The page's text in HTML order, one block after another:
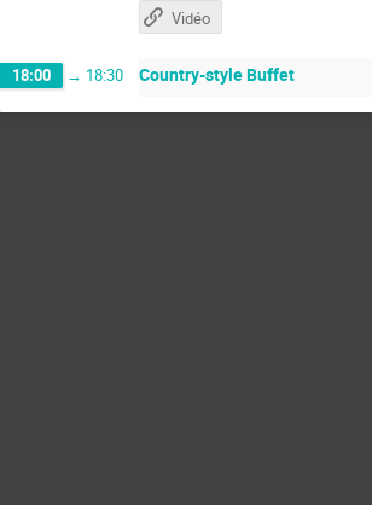
Vidéo
18:00 → 18:30 Country-style Buffet